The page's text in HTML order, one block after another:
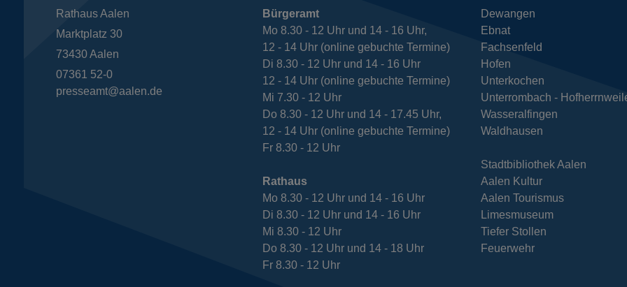
Rathaus Aalen
Marktplatz 30
73430 Aalen
07361 52-0
presseamt@aalen.de
Bürgeramt
Mo 8.30 - 12 Uhr und 14 - 16 Uhr,
12 - 14 Uhr (online gebuchte Termine)
Di 8.30 - 12 Uhr und 14 - 16 Uhr
12 - 14 Uhr (online gebuchte Termine)
Mi 7.30 - 12 Uhr
Do 8.30 - 12 Uhr und 14 - 17.45 Uhr,
12 - 14 Uhr (online gebuchte Termine)
Fr 8.30 - 12 Uhr
Rathaus
Mo 8.30 - 12 Uhr und 14 - 16 Uhr
Di 8.30 - 12 Uhr und 14 - 16 Uhr
Mi 8.30 - 12 Uhr
Do 8.30 - 12 Uhr und 14 - 18 Uhr
Fr 8.30 - 12 Uhr
Dewangen
Ebnat
Fachsenfeld
Hofen
Unterkochen
Unterrombach -
Wasseralfingen
Waldhausen
Stadtbibliothek Aalen
Aalen Kultur
Aalen Tourismus
Limesmuseum
Tiefer Stollen
Feuerwehr